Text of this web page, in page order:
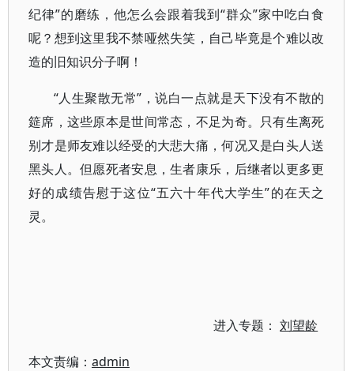
纪律”的磨练，他怎么会跟着我到“群众”家中吃白食
呢？想到这里我不禁哑然失笑，自己毕竟是个难以改
造的旧知识分子啊！
“人生聚散无常”，说白一点就是天下没有不散的
筵席，这些原本是世间常态，不足为奇。只有生离死
别才是师友难以经受的大悲大痛，何况又是白头人送
黑头人。但愿死者安息，生者康乐，后继者以更多更
好的成绩告慰于这位“五六十年代大学生”的在天之
灵。
进入专题：刘望龄
本文责编： admin